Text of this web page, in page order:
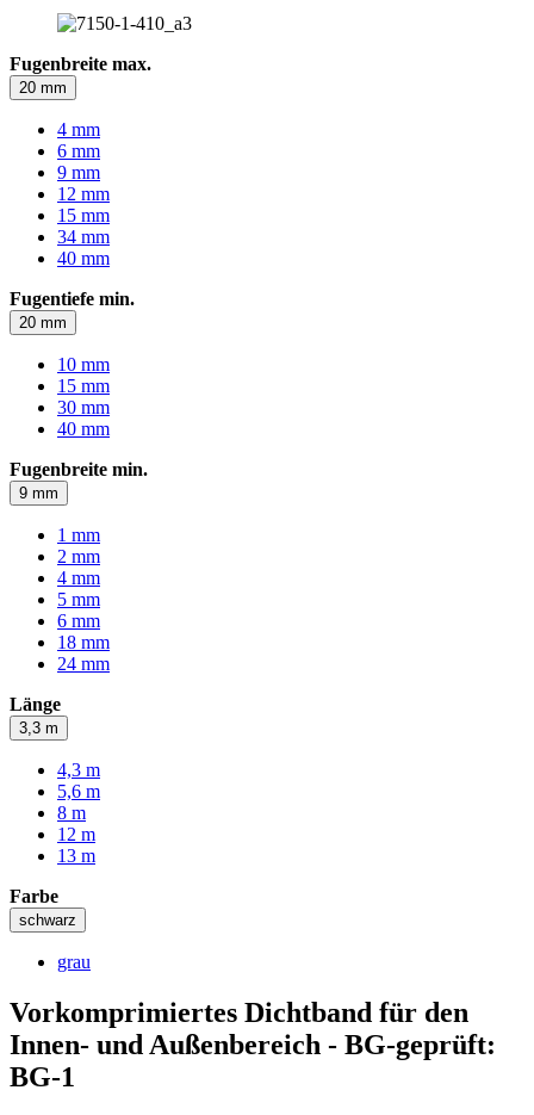
Fugenbreite max.
20 mm
4 mm
6 mm
9 mm
12 mm
15 mm
34 mm
40 mm
Fugentiefe min.
20 mm
10 mm
15 mm
30 mm
40 mm
Fugenbreite min.
9 mm
1 mm
2 mm
4 mm
5 mm
6 mm
18 mm
24 mm
Länge
3,3 m
4,3 m
5,6 m
8 m
12 m
13 m
Farbe
schwarz
grau
Vorkomprimiertes Dichtband für den
Innen- und Außenbereich - BG-geprüft:
BG-1